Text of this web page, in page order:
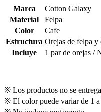
Marca
Cotton Galaxy
Material
Felpa
Color
Cafe
Estructura Orejas de felpa y
Incluye
1 par de orejas /
※ Los productos no se
※ El color puede variar de 1 a